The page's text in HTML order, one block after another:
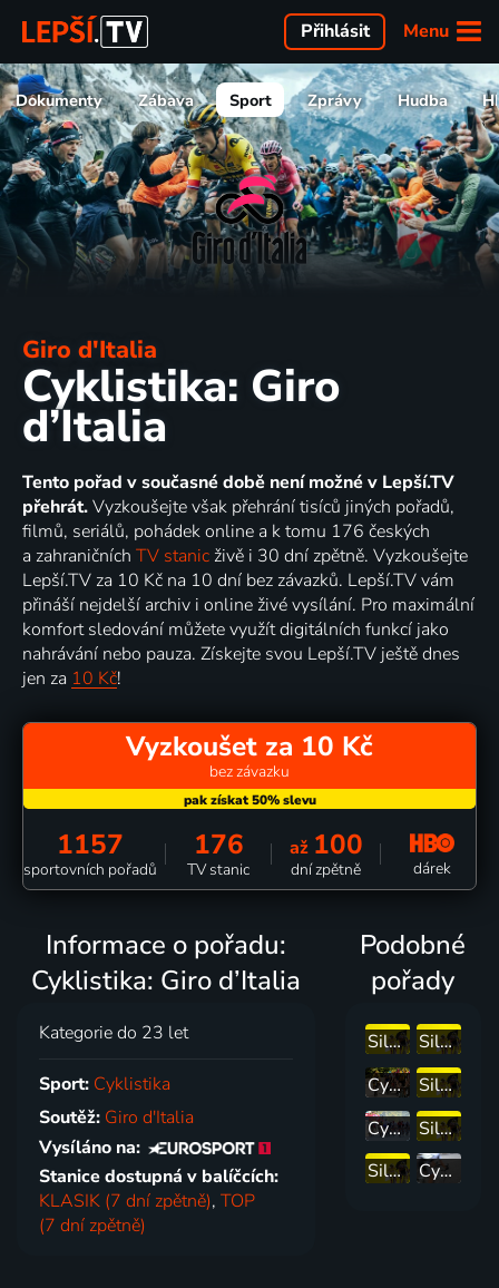
Menu
Přihlásit
Dokumenty Zábava Sport Zprávy Hudba
Giro d'Italia
Cyklistika: Giro
d’Italia
Tento pořad v současné době není možné v Lepší.TV
přehrát.Vyzkoušejte však přehrání tisíců jiných pořadů,
filmů, seriálů, pohádek online a k tomu 176 českých
a zahraničních TV stanic živě i 30 dní zpětně. Vyzkoušejte
Lepší.TV za 10 Kč na 10 dní bez závazků. Lepší.TV vám
přináší nejdelší archiv i online živé vysílání. Pro maximální
komfort sledování můžete využít digitálních funkcí jako
nahrávání nebo pauza. Získejte svou Lepší.TV ještě dnes
jen za 10 Kč!
Vyzkoušet za 10 Kč
bez závazku
1157
sportovních pořadů
176
TV stanic
až 100
dní zpětně dárek
Informace o pořadu:
Cyklistika: Giro d’Italia
Kategorie do 23 let
Sport: Cyklistika
Soutěž: Giro d'Italia
Vysíláno na:
Stanice dostupná v balíčcích:
KLASIK (7 dní zpětně),TOP
(7 dní zpětně)
Podobné
pořady
Silniční cyklistika: 19. etapa
Silniční cyklistika: 20. etapa
Cyklistika: Tour de France
Silniční cyklistika: Sumář 19. etapy
Cyklistika: Okolo Polska žen
Silniční cyklistika: Sumář 20. etapy
Silniční cyklistika: 18. etapa
Cyklistika - Tour de France 2026 - Tour de France 2026 (19. etapa): Gap - Alpe d´Huez (128 km)